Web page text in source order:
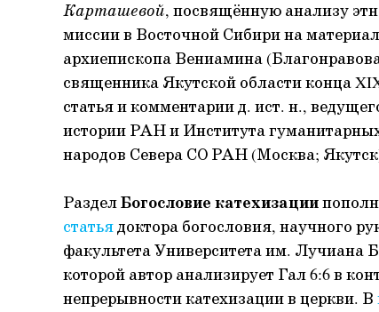
Карташевой, посвящённую анализу
миссии в Восточной Сибири на
архиепископа Вениамина
священника Якутской области конца
статья и комментарии д. ист. н.,
истории РАН и Института
народов Севера СО РАН (Москва;
РазделБогословие катехизации
статьядоктора богословия, научного
факультета Университета им. Лучиана
которой автор анализирует Гал 6:6 в
непрерывности катехизации в церкви. В